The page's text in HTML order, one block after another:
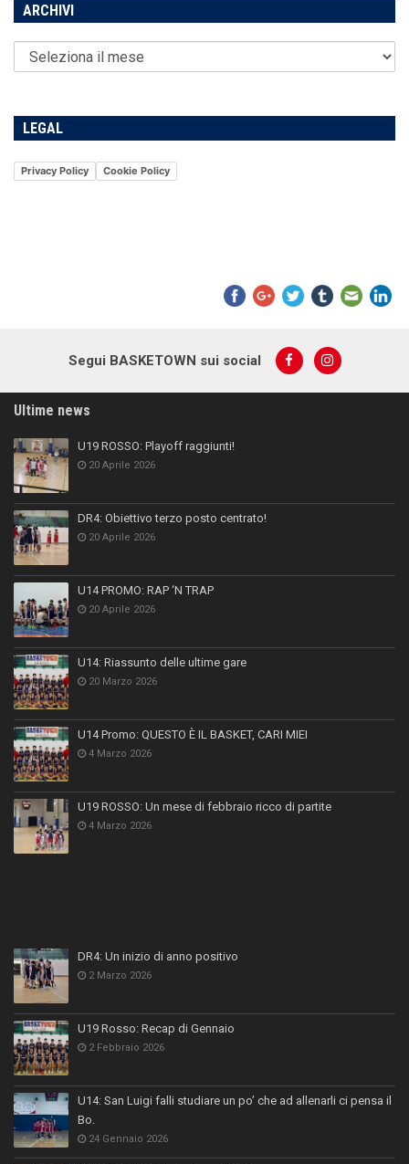
ARCHIVI
LEGAL
Privacy Policy Cookie Policy
Segui BASKETOWN sui social
Ultime news
U19 ROSSO: Playoff raggiunti!
20 Aprile 2026
DR4: Obiettivo terzo posto centrato!
20 Aprile 2026
U14 PROMO: RAP ‘N TRAP
20 Aprile 2026
U14: Riassunto delle ultime gare
20 Marzo 2026
U14 Promo: QUESTO È IL BASKET, CARI MIEI
4 Marzo 2026
U19 ROSSO: Un mese di febbraio ricco di partite
4 Marzo 2026
DR4: Un inizio di anno positivo
2 Marzo 2026
U19 Rosso: Recap di Gennaio
2 Febbraio 2026
U14: San Luigi falli studiare un po’ che ad allenarli ci pensa il
Bo.
24 Gennaio 2026